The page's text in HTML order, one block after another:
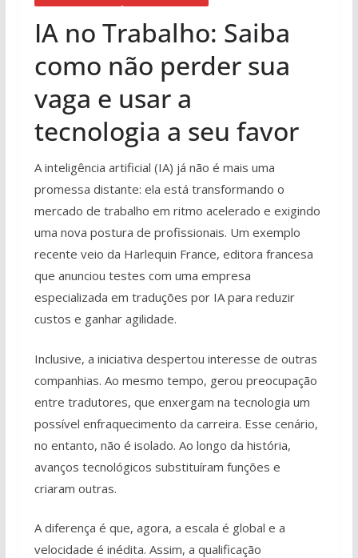
IA no Trabalho: Saiba
como não perder sua
vaga e usar a
tecnologia a seu favor
A inteligência artificial (IA) já não é mais uma
promessa distante: ela está transformando o
mercado de trabalho em ritmo acelerado e exigindo
uma nova postura de profissionais. Um exemplo
recente veio da Harlequin France, editora francesa
que anunciou testes com uma empresa
especializada em traduções por IA para reduzir
custos e ganhar agilidade.
Inclusive, a iniciativa despertou interesse de outras
companhias. Ao mesmo tempo, gerou preocupação
entre tradutores, que enxergam na tecnologia um
possível enfraquecimento da carreira. Esse cenário,
no entanto, não é isolado. Ao longo da história,
avanços tecnológicos substituíram funções e
criaram outras.
A diferença é que, agora, a escala é global e a
velocidade é inédita. Assim, a qualificação